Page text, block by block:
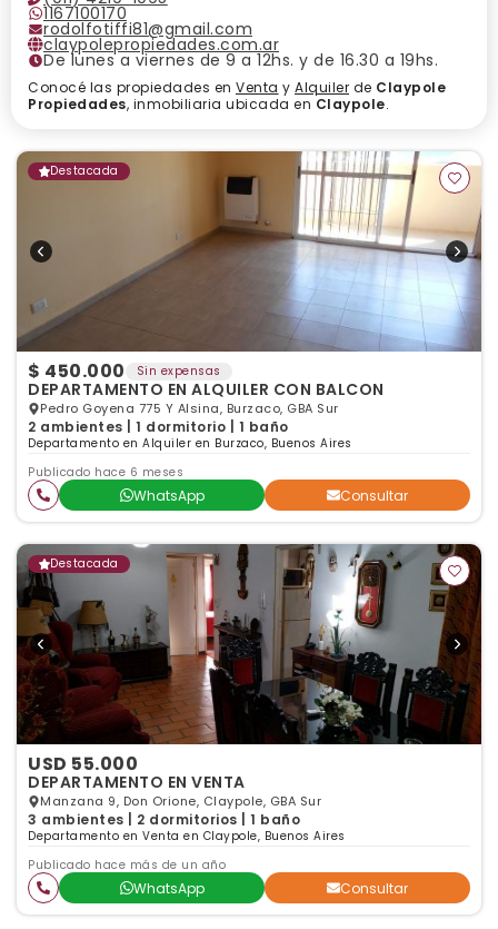
1167100170
rodolfotiffi81@gmail.com
claypolepropiedades.com.ar
De lunes a viernes de 9 a 12hs. y de 16.30 a 19hs.
Conocé las propiedades en Venta y Alquiler de Claypole
Propiedades, inmobiliaria ubicada en Claypole.
Destacada
$ 450.000 Sin expensas
DEPARTAMENTO EN ALQUILER CON BALCON
Pedro Goyena 775 Y Alsina, Burzaco, GBA Sur
2 ambientes | 1 dormitorio | 1 baño
Departamento en Alquiler en Burzaco, Buenos Aires
Publicado hace 6 meses
WhatsApp Consultar
Destacada
USD 55.000
DEPARTAMENTO EN VENTA
Manzana 9, Don Orione, Claypole, GBA Sur
3 ambientes | 2 dormitorios | 1 baño
Departamento en Venta en Claypole, Buenos Aires
Publicado hace más de un año
WhatsApp Consultar